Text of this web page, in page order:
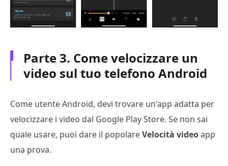
Parte 3. Come velocizzare un
video sul tuo telefono Android
Come utente Android, devi trovare un'app adatta per
velocizzare i video dal Google Play Store. Se non sai
quale usare, puoi dare il popolareVelocità videoapp
una prova.